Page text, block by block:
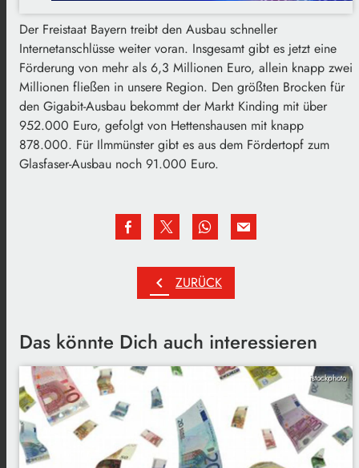
Der Freistaat Bayern treibt den Ausbau schneller
Internetanschlüsse weiter voran. Insgesamt gibt es jetzt eine
Förderung von mehr als 6,3 Millionen Euro, allein knapp zwei
Millionen fließen in unsere Region. Den größten Brocken für
den Gigabit-Ausbau bekommt der Markt Kinding mit über
952.000 Euro, gefolgt von Hettenshausen mit knapp
878.000. Für Ilmmünster gibt es aus dem Fördertopf zum
Glasfaser-Ausbau noch 91.000 Euro.
chevron_left ZURÜCK
Das könnte Dich auch interessieren
istockphoto